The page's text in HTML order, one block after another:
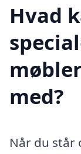
Hvad
med?
Når du står